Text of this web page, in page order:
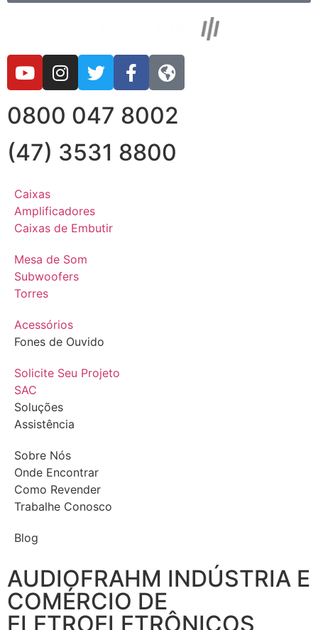
0800 047 8002
(47) 3531 8800
Caixas
Amplificadores
Caixas de Embutir
Mesa de Som
Subwoofers
Torres
Acessórios
Fones de Ouvido
Solicite Seu Projeto
SAC
Soluções
Assistência
Sobre Nós
Onde Encontrar
Como Revender
Trabalhe Conosco
Blog
AUDIOFRAHM INDÚSTRIA E
COMÉRCIO DE
ELETROELETRÔNICOS